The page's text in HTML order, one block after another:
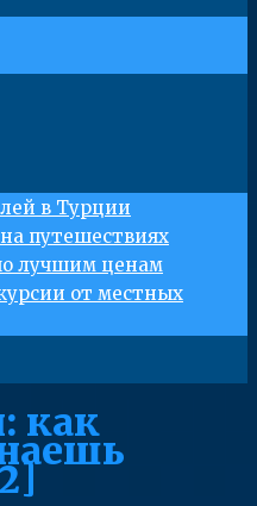
в Турции
путешествиях
лучшим ценам
от местных
как